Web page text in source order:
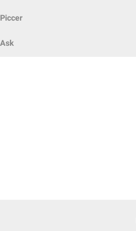
Piccer
Ask